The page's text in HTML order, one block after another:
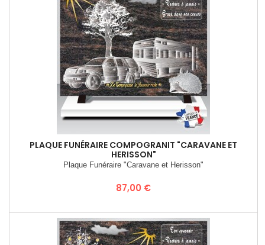
PLAQUE FUNÉRAIRE COMPOGRANIT "CARAVANE ET
HERISSON"
Plaque Funéraire "Caravane et Herisson"
Prix
87,00 €